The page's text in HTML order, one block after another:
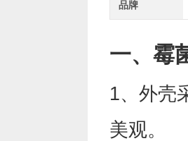
品牌
一、 霉
1、外壳
美观。